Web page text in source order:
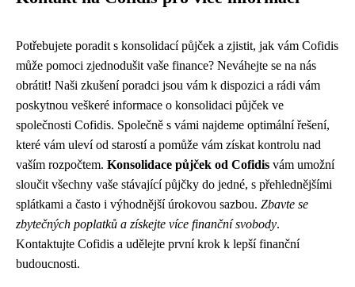
Potřebujete poradit s konsolidací půjček a zjistit, jak vám Cofidis
může pomoci zjednodušit vaše finance? Neváhejte se na nás
obrátit! Naši zkušení poradci jsou vám k dispozici a rádi vám
poskytnou veškeré informace o konsolidaci půjček ve
společnosti Cofidis. Společně s vámi najdeme optimální řešení,
které vám uleví od starostí a pomůže vám získat kontrolu nad
vaším rozpočtem. Konsolidace půjček od Cofidis vám umožní
sloučit všechny vaše stávající půjčky do jedné, s přehlednějšími
splátkami a často i výhodnější úrokovou sazbou. Zbavte se
zbytečných poplatků a získejte více finanční svobody.
Kontaktujte Cofidis a udělejte první krok k lepší finanční
budoucnosti.